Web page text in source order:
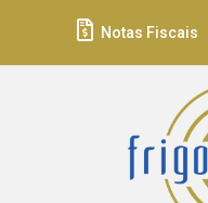
Notas Fiscais